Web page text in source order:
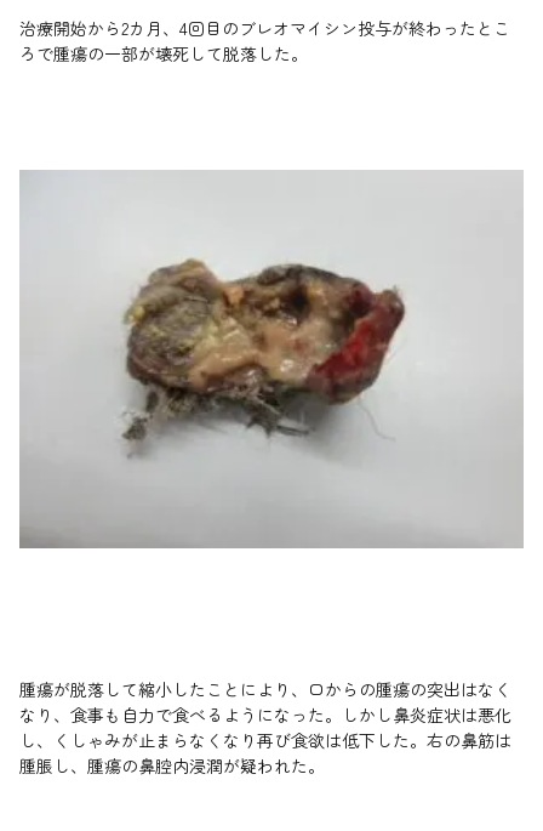
治療開始から2カ月、4回目のブレオマイシン投与が終わったとこ
ろで腫瘍の一部が壊死して脱落した。
腫瘍が脱落して縮小したことにより、口からの腫瘍の突出はなく
なり、食事も自力で食べるようになった。しかし鼻炎症状は悪化
し、くしゃみが止まらなくなり再び食欲は低下した。右の鼻筋は
腫脹し、腫瘍の鼻腔内浸潤が疑われた。